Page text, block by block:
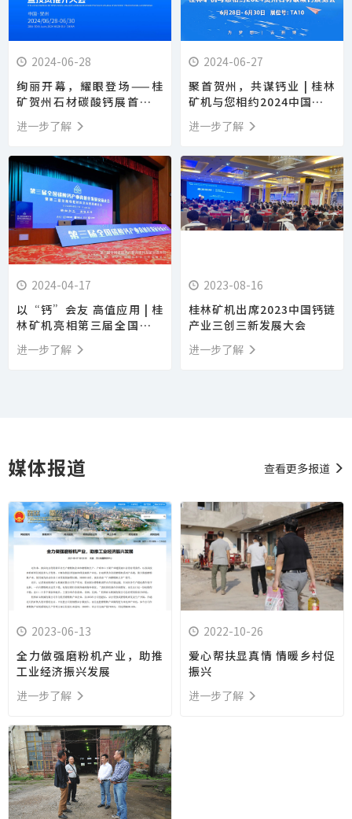
2024-06-28
绚丽开幕，耀眼登场——桂
矿贺州石材碳酸钙展首日精
彩回顾！
进一步了解
2024-06-27
聚首贺州，共谋钙业 | 桂林
矿机与您相约2024中国贺州
国际石材碳酸钙产销对接暨
投资推介大会
进一步了解
2024-04-17
以“钙”会友 高值应用 | 桂
林矿机亮相第三届全国碳酸
钙产业交流大会
进一步了解
2023-08-16
桂林矿机出席2023中国钙链
产业三创三新发展大会
进一步了解
媒体报道 查看更多报道
2023-06-13
全力做强磨粉机产业，助推
工业经济振兴发展
进一步了解
2022-10-26
爱心帮扶显真情 情暖乡村促
振兴
进一步了解